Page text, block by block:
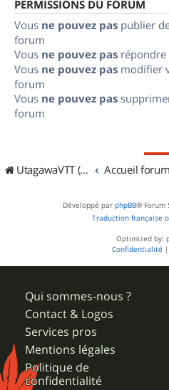
PERMISSIONS DU FORUM
Vous ne pouvez pas publier
forum
Vous ne pouvez pas répondre
Vous ne pouvez pas modifier
forum
Vous ne pouvez pas
forum
UtagawaVTT (Randos VTT et VTTAE avec traces GPS) Accueil forum
Développé par phpBB® Forum
Traduction française
Optimized by:
Confidentialité |
Qui sommes-nous ?
Contact & Logos
Services pros
Mentions légales
Politique de
confidentialité